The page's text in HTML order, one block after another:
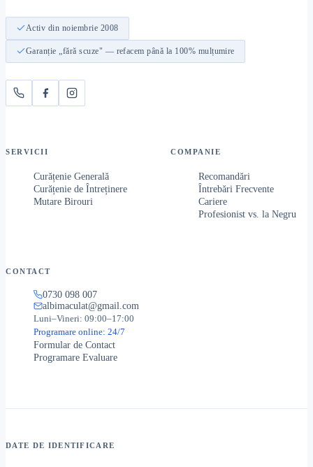
Activ din noiembrie 2008
Garanție „fără scuze" — refacem până la 100% mulțumire
SERVICII
Curățenie Generală
Curățenie de Întreținere
Mutare Birouri
COMPANIE
Recomandări
Întrebări Frecvente
Cariere
Profesionist vs. la Negru
CONTACT
0730 098 007
albimaculat@gmail.com
Luni–Vineri: 09:00–17:00
Programare online: 24/7
Formular de Contact
Programare Evaluare
DATE DE IDENTIFICARE